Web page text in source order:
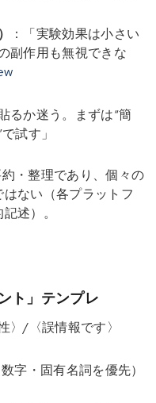
：「実験効果は小さい
副作用も無視できな
るか迷う。まずは“簡
試す」
・整理であり、個々の
ない（各プラットフ
述）。
ト」テンプレ
〉/〈誤情報です〉
字・固有名詞を優先）